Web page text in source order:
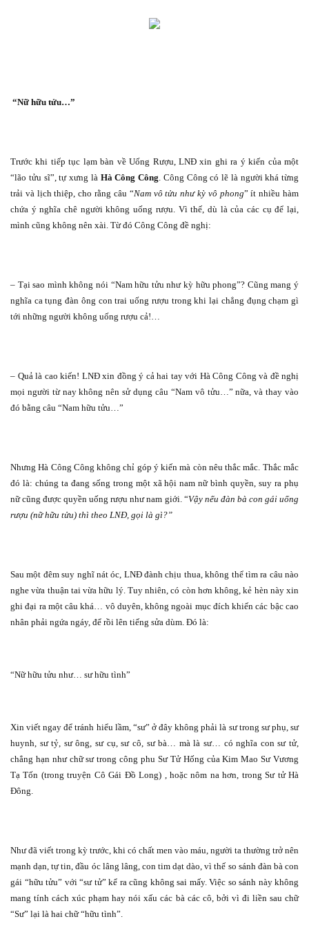
“Nữ hữu tửu…”
Trước khi tiếp tục lạm bàn về Uống Rượu, LNĐ xin ghi ra ý kiến của một
“lão tửu sĩ”, tự xưng là Hà Công Công. Công Công có lẽ là người khá từng
trải và lịch thiệp, cho rằng câu “Nam vô tửu như kỳ vô phong” ít nhiều hàm
chứa ý nghĩa chê người không uống rượu. Vì thế, dù là của các cụ để lại,
mình cũng không nên xài. Từ đó Công Công đề nghị:
– Tại sao mình không nói “Nam hữu tửu như kỳ hữu phong”? Cũng mang ý
nghĩa ca tụng đàn ông con trai uống rượu trong khi lại chẳng đụng chạm gì
tới những người không uống rượu cả!…
– Quả là cao kiến! LNĐ xin đồng ý cả hai tay với Hà Công Công và đề nghị
mọi người từ nay không nên sử dụng câu “Nam vô tửu…” nữa, và thay vào
đó bằng câu “Nam hữu tửu…”
Nhưng Hà Công Công không chỉ góp ý kiến mà còn nêu thắc mắc. Thắc mắc
đó là: chúng ta đang sống trong một xã hội nam nữ bình quyền, suy ra phụ
nữ cũng được quyền uống rượu như nam giới. “Vậy nếu đàn bà con gái uống
rượu (nữ hữu tửu) thì theo LNĐ, gọi là gì?”
Sau một đêm suy nghĩ nát óc, LNĐ đành chịu thua, không thể tìm ra câu nào
nghe vừa thuận tai vừa hữu lý. Tuy nhiên, có còn hơn không, kẻ hèn này xin
ghi đại ra một câu khá… vô duyên, không ngoài mục đích khiến các bậc cao
nhân phải ngứa ngáy, để rồi lên tiếng sửa dùm. Đó là:
“Nữ hữu tửu như… sư hữu tình”
Xin viết ngay để tránh hiểu lầm, “sư” ở đây không phải là sư trong sư phụ, sư
huynh, sư tỷ, sư ông, sư cụ, sư cô, sư bà… mà là sư… có nghĩa con sư tử,
chẳng hạn như chữ sư trong công phu Sư Tử Hống của Kim Mao Sư Vương
Tạ Tốn (trong truyện Cô Gái Đồ Long) , hoặc nôm na hơn, trong Sư tử Hà
Đông.
Như đã viết trong kỳ trước, khi có chất men vào máu, người ta thường trở nên
mạnh dạn, tự tin, đầu óc lâng lâng, con tim dạt dào, vì thế so sánh đàn bà con
gái “hữu tửu” với “sư tử” kể ra cũng không sai mấy. Việc so sánh này không
mang tính cách xúc phạm hay nói xấu các bà các cô, bởi vì đi liền sau chữ
“Sư” lại là hai chữ “hữu tình”.